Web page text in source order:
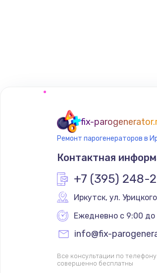
fix-
Ремонт парогенераторов в
Контактная
+7 (395) 248-
Иркутск, ул.
Ежедневно с 9:00 до
info@fix-
Все консультации по
совершенно бесплатны